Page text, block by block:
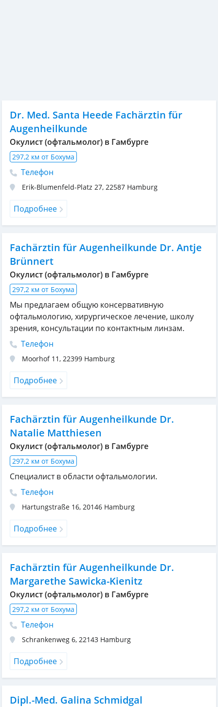
Dr. Med. Santa Heede Fachärztin für
Augenheilkunde
Окулист (офтальмолог) в Гамбурге
297,2 км от Бохума
Телефон
Erik-Blumenfeld-Platz 27, 22587 Hamburg
Подробнее
Fachärztin für Augenheilkunde Dr. Antje
Brünnert
Окулист (офтальмолог) в Гамбурге
297,2 км от Бохума
Мы предлагаем общую консервативную
офтальмологию, хирургическое лечение, школу
зрения, консультации по контактным линзам.
Телефон
Moorhof 11, 22399 Hamburg
Подробнее
Fachärztin für Augenheilkunde Dr.
Natalie Matthiesen
Окулист (офтальмолог) в Гамбурге
297,2 км от Бохума
Специалист в области офтальмологии.
Телефон
Hartungstraße 16, 20146 Hamburg
Подробнее
Fachärztin für Augenheilkunde Dr.
Margarethe Sawicka-Kienitz
Окулист (офтальмолог) в Гамбурге
297,2 км от Бохума
Телефон
Schrankenweg 6, 22143 Hamburg
Подробнее
Dipl.-Med. Galina Schmidgal